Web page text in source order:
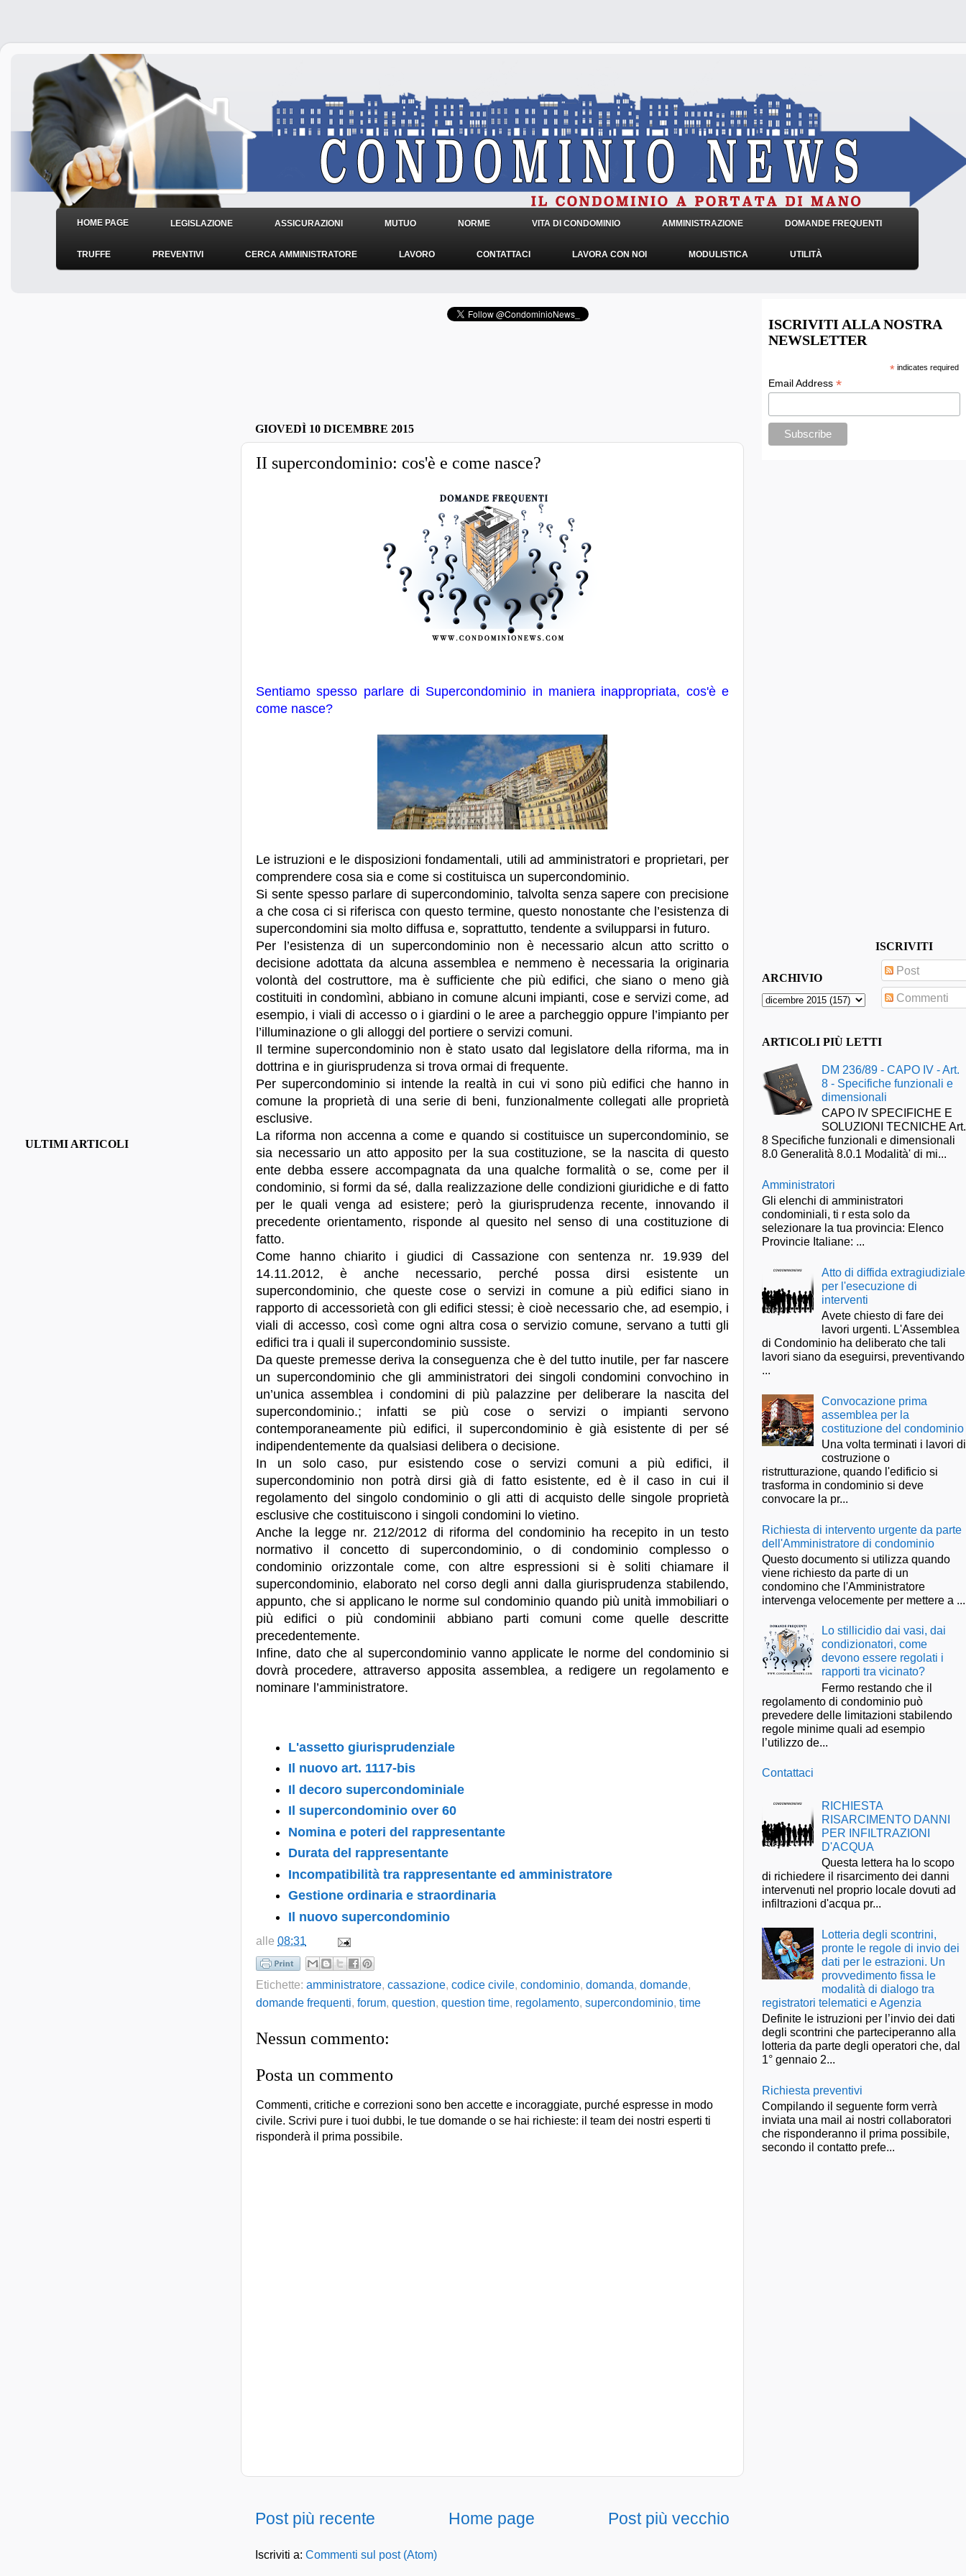
HOME PAGE LEGISLAZIONE ASSICURAZIONI MUTUO NORME VITA DI CONDOMINIO AMMINISTRAZIONE DOMANDE FREQUENTI
TRUFFE PREVENTIVI CERCA AMMINISTRATORE LAVORO CONTATTACI LAVORA CON NOI MODULISTICA UTILITÀ
GIOVEDÌ 10 DICEMBRE 2015
II supercondominio: cos'è e come nasce?
Sentiamo spesso parlare di Supercondominio in maniera inappropriata, cos'è e
come nasce?
Le istruzioni e le disposizioni fondamentali, utili ad amministratori e proprietari, per
comprendere cosa sia e come si costituisca un supercondominio.
Si sente spesso parlare di supercondominio, talvolta senza sapere con precisione
a che cosa ci si riferisca con questo termine, questo nonostante che l’esistenza di
supercondomini sia molto diffusa e, soprattutto, tendente a svilupparsi in futuro.
Per l’esistenza di un supercondominio non è necessario alcun atto scritto o
decisione adottata da alcuna assemblea e nemmeno è necessaria la originaria
volontà del costruttore, ma è sufficiente che più edifici, che siano o meno già
costituiti in condomìni, abbiano in comune alcuni impianti, cose e servizi come, ad
esempio, i viali di accesso o i giardini o le aree a parcheggio oppure l’impianto per
l’illuminazione o gli alloggi del portiere o servizi comuni.
Il termine supercondominio non è stato usato dal legislatore della riforma, ma in
dottrina e in giurisprudenza si trova ormai di frequente.
Per supercondominio si intende la realtà in cui vi sono più edifici che hanno in
comune la proprietà di una serie di beni, funzionalmente collegati alle proprietà
esclusive.
La riforma non accenna a come e quando si costituisce un supercondominio, se
sia necessario un atto apposito per la sua costituzione, se la nascita di questo
ente debba essere accompagnata da una qualche formalità o se, come per il
condominio, si formi da sé, dalla realizzazione delle condizioni giuridiche e di fatto
per le quali venga ad esistere; però la giurisprudenza recente, innovando il
precedente orientamento, risponde al quesito nel senso di una costituzione di
fatto.
Come hanno chiarito i giudici di Cassazione con sentenza nr. 19.939 del
14.11.2012, è anche necessario, perché possa dirsi esistente un
supercondominio, che queste cose o servizi in comune a più edifici siano in
rapporto di accessorietà con gli edifici stessi; è cioè necessario che, ad esempio, i
viali di accesso, così come ogni altra cosa o servizio comune, servano a tutti gli
edifici tra i quali il supercondominio sussiste.
Da queste premesse deriva la conseguenza che è del tutto inutile, per far nascere
un supercondominio che gli amministratori dei singoli condomini convochino in
un’unica assemblea i condomini di più palazzine per deliberare la nascita del
supercondominio.; infatti se più cose o servizi o impianti servono
contemporaneamente più edifici, il supercondominio è già esistente di per sé
indipendentemente da qualsiasi delibera o decisione.
In un solo caso, pur esistendo cose o servizi comuni a più edifici, il
supercondominio non potrà dirsi già di fatto esistente, ed è il caso in cui il
regolamento del singolo condominio o gli atti di acquisto delle singole proprietà
esclusive che costituiscono i singoli condomini lo vietino.
Anche la legge nr. 212/2012 di riforma del condominio ha recepito in un testo
normativo il concetto di supercondominio, o di condominio complesso o
condominio orizzontale come, con altre espressioni si è soliti chiamare il
supercondominio, elaborato nel corso degli anni dalla giurisprudenza stabilendo,
appunto, che si applicano le norme sul condominio quando più unità immobiliari o
più edifici o più condominii abbiano parti comuni come quelle descritte
precedentemente.
Infine, dato che al supercondominio vanno applicate le norme del condominio si
dovrà procedere, attraverso apposita assemblea, a redigere un regolamento e
nominare l’amministratore.
L'assetto giurisprudenziale
Il nuovo art. 1117-bis
Il decoro supercondominiale
Il supercondominio over 60
Nomina e poteri del rappresentante
Durata del rappresentante
Incompatibilità tra rappresentante ed amministratore
Gestione ordinaria e straordinaria
Il nuovo supercondominio
alle 08:31
Etichette: amministratore cassazione codice civile condominio domanda domande
domande frequenti forum question question time regolamento supercondominio time
Nessun commento:
Posta un commento
Commenti, critiche e correzioni sono ben accette e incoraggiate, purché espresse in modo
civile. Scrivi pure i tuoi dubbi, le tue domande o se hai richieste: il team dei nostri esperti ti
risponderà il prima possibile.
Post più recente Post più vecchio
Home page
Iscriviti a: Commenti sul post (Atom)
ULTIMI ARTICOLI
ISCRIVITI ALLA NOSTRA
NEWSLETTER
*indicates required
Email Address *
ARCHIVIO
ISCRIVITI
Post
Commenti
ARTICOLI PIÙ LETTI
DM 236/89 - CAPO IV - Art.
8 - Specifiche funzionali e
dimensionali
CAPO IV SPECIFICHE E
SOLUZIONI TECNICHE Art.
8 Specifiche funzionali e dimensionali
8.0 Generalità 8.0.1 Modalità' di mi...
Amministratori
Gli elenchi di amministratori
condominiali, ti r esta solo da
selezionare la tua provincia: Elenco
Provincie Italiane: ...
Atto di diffida extragiudiziale
per l'esecuzione di
interventi
Avete chiesto di fare dei
lavori urgenti. L'Assemblea
di Condominio ha deliberato che tali
lavori siano da eseguirsi, preventivando
...
Convocazione prima
assemblea per la
costituzione del condominio
Una volta terminati i lavori di
costruzione o
ristrutturazione, quando l'edificio si
trasforma in condominio si deve
convocare la pr...
Richiesta di intervento urgente da parte
dell'Amministratore di condominio
Questo documento si utilizza quando
viene richiesto da parte di un
condomino che l'Amministratore
intervenga velocemente per mettere a ...
Lo stillicidio dai vasi, dai
condizionatori, come
devono essere regolati i
rapporti tra vicinato?
Fermo restando che il
regolamento di condominio può
prevedere delle limitazioni stabilendo
regole minime quali ad esempio
l’utilizzo de...
Contattaci
RICHIESTA
RISARCIMENTO DANNI
PER INFILTRAZIONI
D'ACQUA
Questa lettera ha lo scopo
di richiedere il risarcimento dei danni
intervenuti nel proprio locale dovuti ad
infiltrazioni d'acqua pr...
Lotteria degli scontrini,
pronte le regole di invio dei
dati per le estrazioni. Un
provvedimento fissa le
modalità di dialogo tra
registratori telematici e Agenzia
Definite le istruzioni per l’invio dei dati
degli scontrini che parteciperanno alla
lotteria da parte degli operatori che, dal
1° gennaio 2...
Richiesta preventivi
Compilando il seguente form verrà
inviata una mail ai nostri collaboratori
che risponderanno il prima possibile,
secondo il contatto prefe...